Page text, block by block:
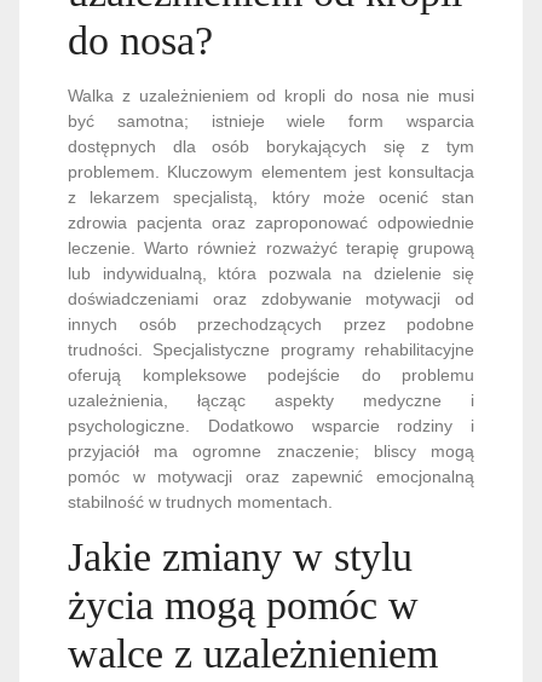
do nosa?
Walka z uzależnieniem od kropli do nosa nie musi
być samotna; istnieje wiele form wsparcia
dostępnych dla osób borykających się z tym
problemem. Kluczowym elementem jest konsultacja
z lekarzem specjalistą, który może ocenić stan
zdrowia pacjenta oraz zaproponować odpowiednie
leczenie. Warto również rozważyć terapię grupową
lub indywidualną, która pozwala na dzielenie się
doświadczeniami oraz zdobywanie motywacji od
innych osób przechodzących przez podobne
trudności. Specjalistyczne programy rehabilitacyjne
oferują kompleksowe podejście do problemu
uzależnienia, łącząc aspekty medyczne i
psychologiczne. Dodatkowo wsparcie rodziny i
przyjaciół ma ogromne znaczenie; bliscy mogą
pomóc w motywacji oraz zapewnić emocjonalną
stabilność w trudnych momentach.
Jakie zmiany w stylu
życia mogą pomóc w
walce z uzależnieniem